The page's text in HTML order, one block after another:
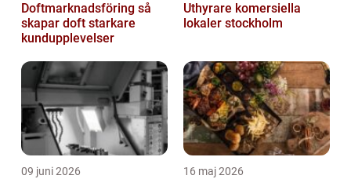
Doftmarknadsföring så
skapar doft starkare
kundupplevelser
Uthyrare komersiella
lokaler stockholm
09 juni 2026 16 maj 2026